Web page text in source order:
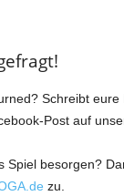
Schreibt
Post auf
Spiel besorgen?
zu.